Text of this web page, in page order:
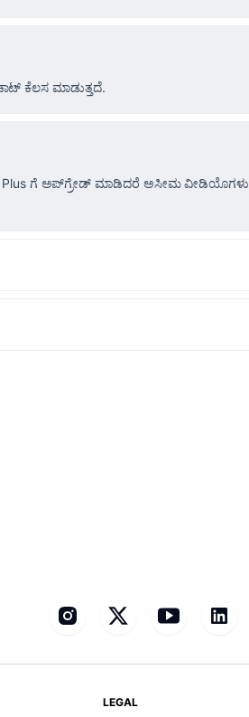
ಕೆಲಸ ಮಾಡುತ್ತದೆ.
ಗೆ ಅಪ್‌ಗ್ರೇಡ್ ಮಾಡಿದರೆ ಅಸೀಮ ವೀಡಿಯೊಗಳು
LEGAL